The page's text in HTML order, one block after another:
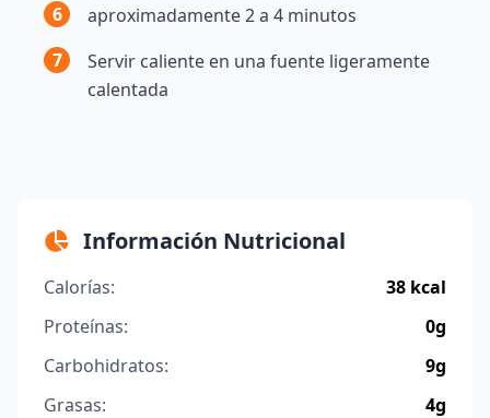
6
aproximadamente 2 a 4 minutos
7
Servir caliente en una fuente ligeramente
calentada
Información Nutricional
Calorías:
38 kcal
Proteínas:
0g
Carbohidratos:
9g
Grasas:
4g